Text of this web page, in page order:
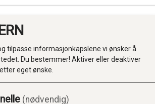
tilpasse informasjonkapslene vi ønsker å
Du bestemmer! Aktiver eller deaktiver
eget ønske.
(nødvendig)